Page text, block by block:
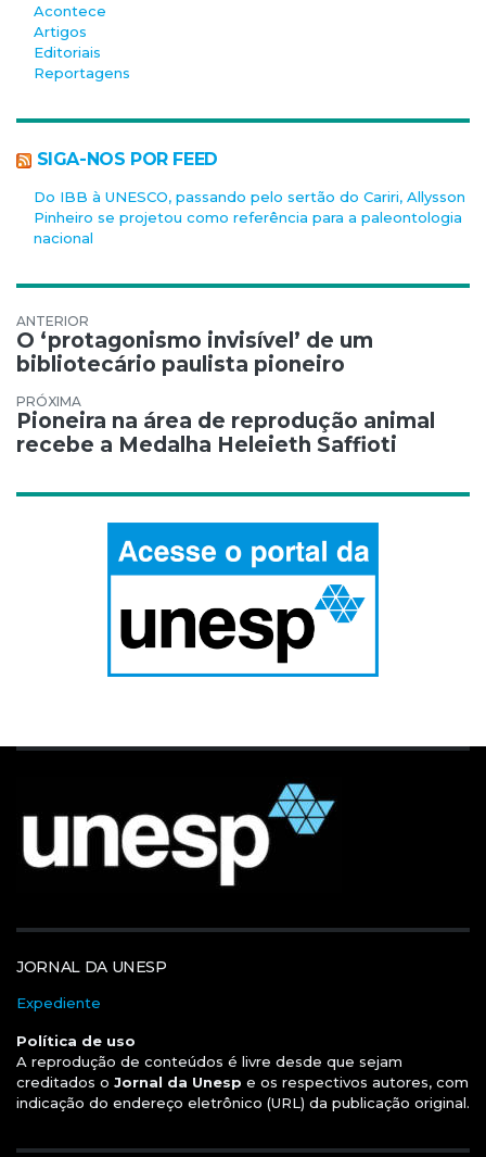
Acontece
Artigos
Editoriais
Reportagens
SIGA-NOS POR FEED
Do IBB à UNESCO, passando pelo sertão do Cariri, Allysson
Pinheiro se projetou como referência para a paleontologia
nacional
Navegação de Post
O ‘protagonismo invisível’ de um
bibliotecário paulista pioneiro
Pioneira na área de reprodução animal
recebe a Medalha Heleieth Saffioti
JORNAL DA UNESP
Expediente
Política de uso
A reprodução de conteúdos é livre desde que sejam
creditados o Jornal da Unesp e os respectivos autores, com
indicação do endereço eletrônico (URL) da publicação original.